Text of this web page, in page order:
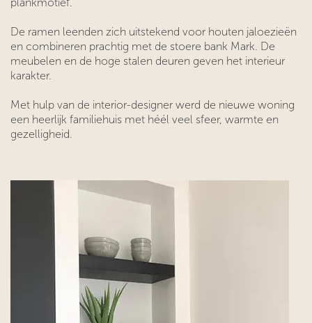
De ramen leenden zich uitstekend voor houten jaloezieën
en combineren prachtig met de stoere bank Mark. De
meubelen en de hoge stalen deuren geven het interieur
karakter.
Met hulp van de interior-designer werd de nieuwe woning
een heerlijk familiehuis met héél veel sfeer, warmte en
gezelligheid.